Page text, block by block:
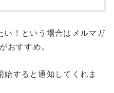
い！という場合はメルマガ
おすすめ。
すると通知してくれま